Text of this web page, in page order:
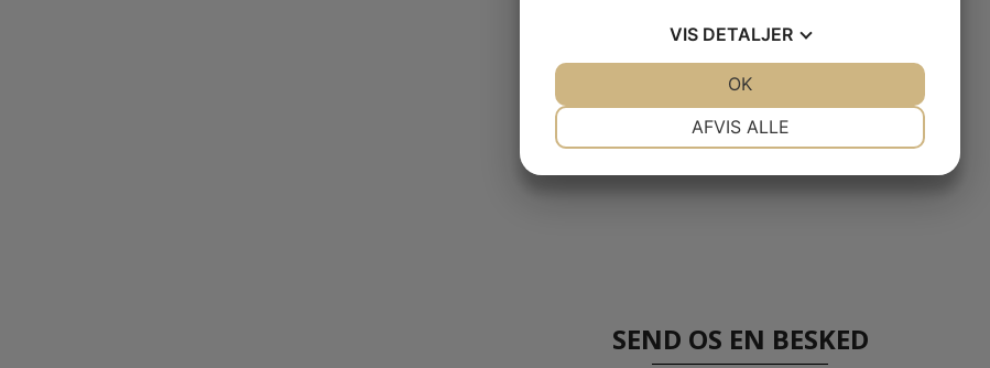
SEND OS EN BESKED
VIS DETALJER
AFVIS ALLE
OK